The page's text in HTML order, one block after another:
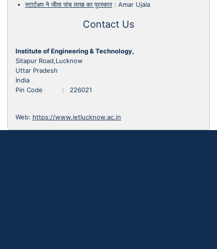
स्टार्टअप ने जीता पांच लाख का पुरस्कार: Amar Ujala
Contact Us
Institute of Engineering & Technology,
Sitapur Road,Lucknow
Uttar Pradesh
India
Pin Code : 226021
Web: https://www.ietlucknow.ac.in